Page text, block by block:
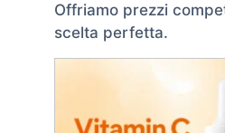
Offriamo prezzi
scelta perfetta.